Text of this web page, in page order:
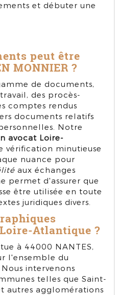
et débuter une
peut être
MONNIER ?
de documents,
des procès-
comptes rendus
documents relatifs
Notre
avocat Loire-
vérification minutieuse
nuance pour
aux échanges
permet d'assurer que
être utilisée en toute
juridiques divers.
Atlantique ?
à 44000 NANTES,
l'ensemble du
intervenons
telles que Saint-
autres agglomérations